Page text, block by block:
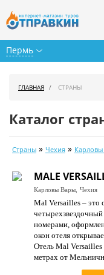
Пермь
Календарь туров
Цены дня
Страны
Как купить
О нас
ГЛАВНАЯ СТРАНЫ
Каталог
Страны » Чехия »
MALE
Карловы Вары, Чехия
Mal Versailles – это
номерами,
окон отеля
Отель Mal
метрах от